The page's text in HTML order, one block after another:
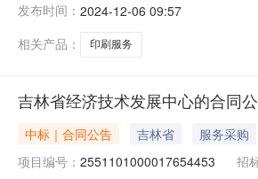
标的基本概况：七、其它事项
发布时间： 2024-12-06 09:57
相关产品：
印刷服务
吉林省经济技术发展中心的合同
中标｜合同公告 吉林省 服务采购
项目编号： 2551101000017654453 招